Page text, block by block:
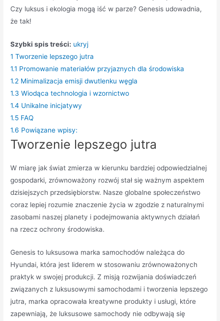
Czy luksus i ekologia mogą iść w parze? Genesis udowadnia,
że tak!
Szybki spis treści: ukryj
1 Tworzenie lepszego jutra
1.1 Promowanie materiałów przyjaznych dla środowiska
1.2 Minimalizacja emisji dwutlenku węgla
1.3 Wiodąca technologia i wzornictwo
1.4 Unikalne inicjatywy
1.5 FAQ
1.6 Powiązane wpisy:
Tworzenie lepszego jutra
W miarę jak świat zmierza w kierunku bardziej odpowiedzialnej
gospodarki, zrównoważony rozwój stał się ważnym aspektem
dzisiejszych przedsiębiorstw. Nasze globalne społeczeństwo
coraz lepiej rozumie znaczenie życia w zgodzie z naturalnymi
zasobami naszej planety i podejmowania aktywnych działań
na rzecz ochrony środowiska.
Genesis to luksusowa marka samochodów należąca do
Hyundai, która jest liderem w stosowaniu zrównoważonych
praktyk w swojej produkcji. Z misją rozwijania doświadczeń
związanych z luksusowymi samochodami i tworzenia lepszego
jutra, marka opracowała kreatywne produkty i usługi, które
zapewniają, że luksusowe samochody nie odbywają się